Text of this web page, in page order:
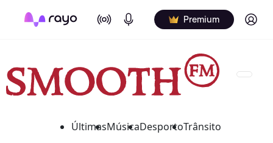
On Air Podcasts Premium Log in
ÚltimasMúsicaDesportoTrânsito